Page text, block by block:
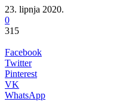
23. lipnja 2020.
0
315
Facebook
Twitter
Pinterest
VK
WhatsApp